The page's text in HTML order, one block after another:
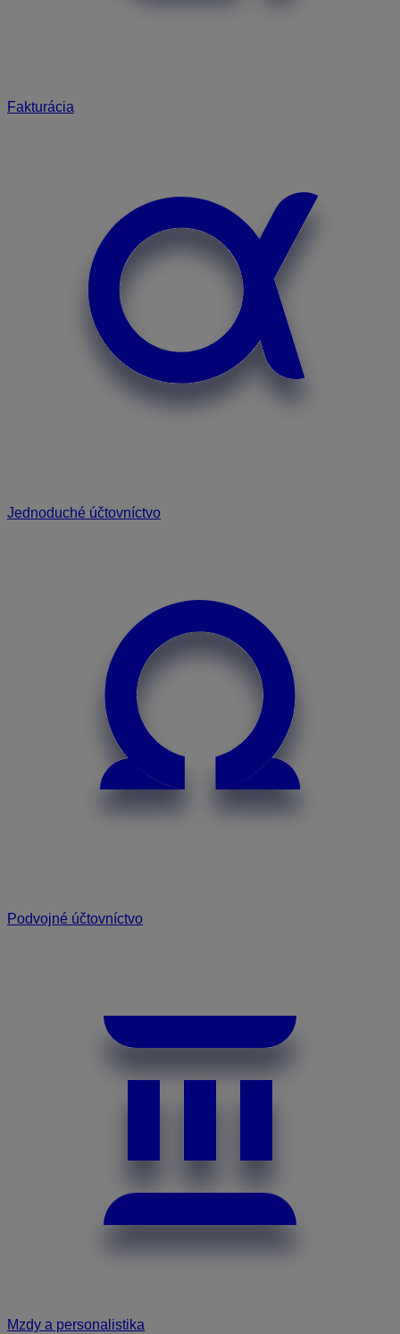
Fakturácia
Jednoduché účtovníctvo
Podvojné účtovníctvo
Mzdy a personalistika